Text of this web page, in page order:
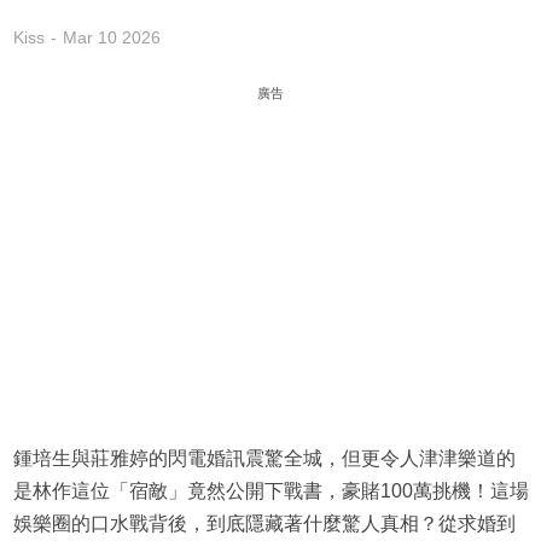
Kiss Mar 10 2026
廣告
鍾培生與莊雅婷的閃電婚訊震驚全城，但更令人津津樂道的
是林作這位「宿敵」竟然公開下戰書，豪賭100萬挑機！這場
娛樂圈的口水戰背後，到底隱藏著什麼驚人真相？從求婚到